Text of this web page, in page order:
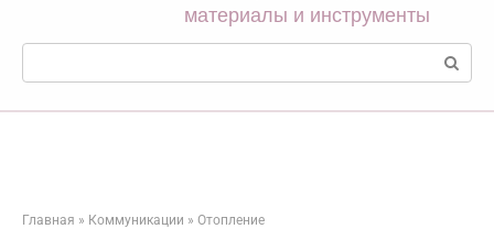
материалы и инструменты
Поиск:
Главная » Коммуникации » Отопление